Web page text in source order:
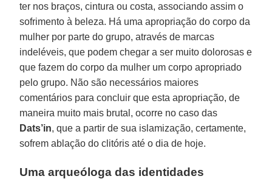
ter nos braços, cintura ou costa, associando assim o
sofrimento à beleza. Há uma apropriação do corpo da
mulher por parte do grupo, através de marcas
indeléveis, que podem chegar a ser muito dolorosas e
que fazem do corpo da mulher um corpo apropriado
pelo grupo. Não são necessários maiores
comentários para concluir que esta apropriação, de
maneira muito mais brutal, ocorre no caso das
Dats’in, que a partir de sua islamização, certamente,
sofrem ablação do clitóris até o dia de hoje.
Uma arqueóloga das identidades